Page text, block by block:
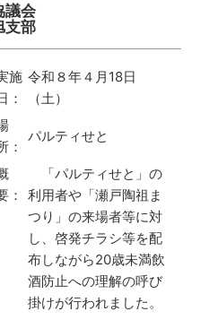
議会
支部
施
：
令和８年４月18日
（土）
：
パルティせと
：
「パルティせと」の
利用者や「瀬戸陶祖ま
つり」の来場者等に対
し、啓発チラシ等を配
布しながら20歳未満飲
酒防止への理解の呼び
掛けが行われました。